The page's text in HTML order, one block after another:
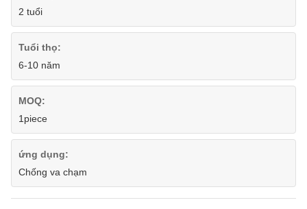
2 tuổi
Tuổi thọ:
6-10 năm
MOQ:
1piece
ứng dụng:
Chống va chạm